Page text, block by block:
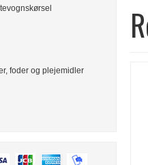
foder og plejemidler